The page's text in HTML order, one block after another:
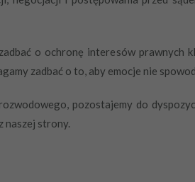
o ochronę interesów
zadbać o to, aby emocje nie
pozostajemy do
naszej strony.